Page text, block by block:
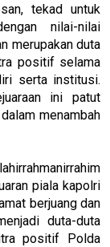
tekad untuk
nilai-nilai
merupakan duta
positif selama
serta institusi.
ini patut
menambah
piala kapolri
berjuang dan
duta-duta
positif Polda